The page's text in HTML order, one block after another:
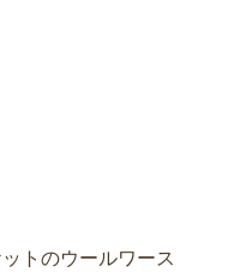
トのウールワース